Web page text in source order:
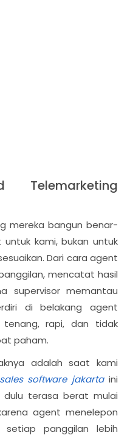
Telemarketing
mereka bangun benar-
kami, bukan untuk
Dari cara agent
mencatat hasil
supervisor memantau
di belakang agent
tenang, rapi, dan tidak
paham.
adalah saat kami
software jakartaini
dulu terasa berat mulai
agent menelepon
panggilan lebih